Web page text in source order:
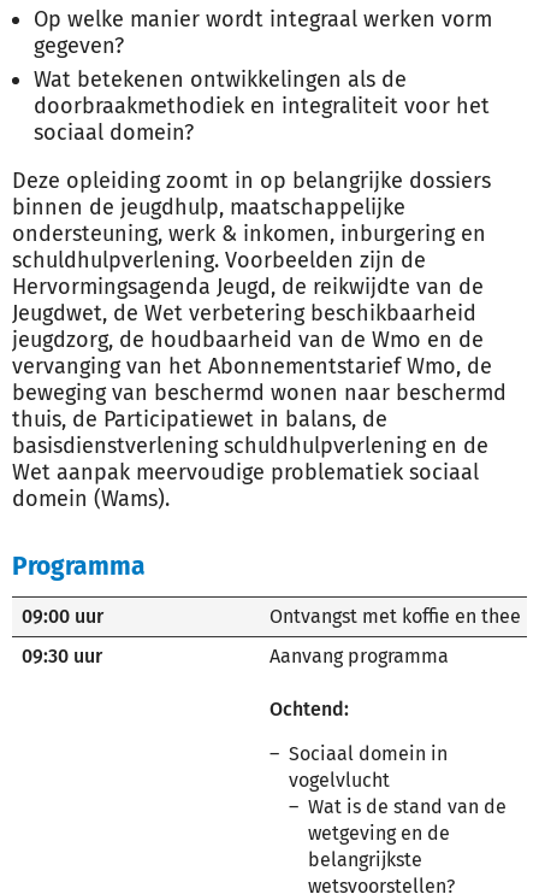
Op welke manier wordt integraal werken vorm
gegeven?
Wat betekenen ontwikkelingen als de
doorbraakmethodiek en integraliteit voor het
sociaal domein?
Deze opleiding zoomt in op belangrijke dossiers
binnen de jeugdhulp, maatschappelijke
ondersteuning, werk & inkomen, inburgering en
schuldhulpverlening. Voorbeelden zijn de
Hervormingsagenda Jeugd, de reikwijdte van de
Jeugdwet, de Wet verbetering beschikbaarheid
jeugdzorg, de houdbaarheid van de Wmo en de
vervanging van het Abonnementstarief Wmo, de
beweging van beschermd wonen naar beschermd
thuis, de Participatiewet in balans, de
basisdienstverlening schuldhulpverlening en de
Wet aanpak meervoudige problematiek sociaal
domein (Wams).
Programma
09:00 uur
Ontvangst met koffie en thee
09:30 uur
Aanvang programma
Ochtend:
Sociaal domein in
vogelvlucht
Wat is de stand van de
wetgeving en de
belangrijkste
wetsvoorstellen?